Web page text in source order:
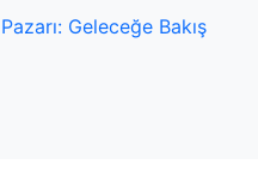
Geleceğe Bakış